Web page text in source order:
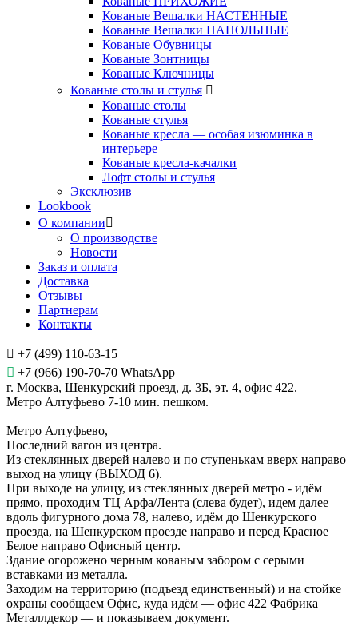
Кованые Вешалки НАСТЕННЫЕ
Кованые Вешалки НАПОЛЬНЫЕ
Кованые Обувницы
Кованые Зонтницы
Кованые Ключницы
Кованые столы и стулья
Кованые столы
Кованые стулья
Кованые кресла — особая изюминка в
интерьере
Кованые кресла-качалки
Лофт столы и стулья
Эксклюзив
Lookbook
О компании
О производстве
Новости
Заказ и оплата
Доставка
Отзывы
Партнерам
Контакты
+7 (499) 110-63-15
+7 (966) 190-70-70 WhatsApp
г. Москва, Шенкурский проезд, д. 3Б, эт. 4, офис 422.
Метро Алтуфьево 7-10 мин. пешком.
Метро Алтуфьево,
Последний вагон из центра.
Из стеклянных дверей налево и по ступенькам вверх направо
выход на улицу (ВЫХОД 6).
При выходе на улицу, из стеклянных дверей метро - идём
прямо, проходим ТЦ Арфа/Лента (слева будет), идем далее
вдоль фигурного дома 78, налево, идём до Шенкурского
проезда, на Шенкурском проезде направо и перед Красное
Белое направо Офисный центр.
Здание огорожено черным кованым забором с серыми
вставками из металла.
Заходим на территорию (подъезд единственный) и на стойке
охраны сообщаем Офис, куда идём — офис 422 Фабрика
Металлдекор — и показываем документ.